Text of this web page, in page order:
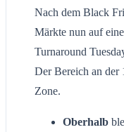
Nach dem Black
Märkte nun auf
Turnaround
Der Bereich an der
Zone.
Oberhalb